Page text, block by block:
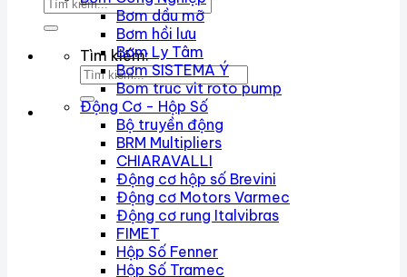
Tìm kiếm:
Bơm dầu mỡ
Bơm hồi lưu
Bơm Ly Tâm
Bơm SISTEMA Ý
Bom truc vit roto pump
Động Cơ - Hộp Số
Bộ truyền động
BRM Multipliers
CHIARAVALLI
Động cơ hộp số Brevini
Động cơ Motors Varmec
Động cơ rung Italvibras
FIMET
Hộp Số Fenner
Hộp Số Tramec